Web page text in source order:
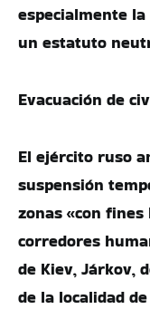
especialmente
un estatuto
Evacuación de
El ejército ruso
suspensión
zonas «con
corredores
de Kiev, Járkov,
de la localidad